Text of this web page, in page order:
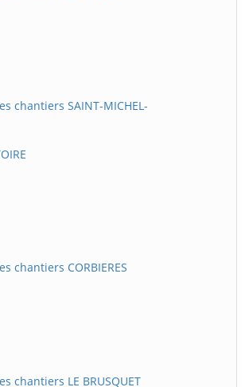
chantiers SAINT-MICHEL-
chantiers CORBIERES
chantiers LE BRUSQUET